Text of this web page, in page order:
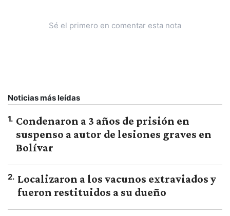
Sé el primero en comentar esta nota
Noticias más leídas
1. Condenaron a 3 años de prisión en
suspenso a autor de lesiones graves en
Bolívar
2. Localizaron a los vacunos extraviados y
fueron restituidos a su dueño